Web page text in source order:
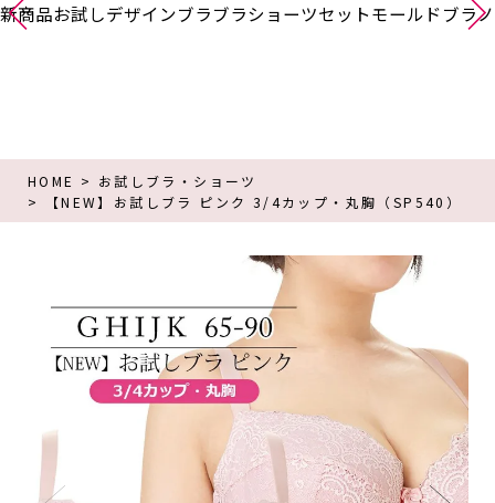
新商品お試しデザインブラブラショーツセットモールドブラ
HOME
お試しブラ・ショーツ
【NEW】お試しブラ ピンク 3/4カップ・丸胸（SP540）